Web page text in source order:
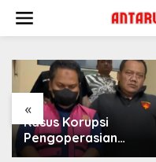
konten
«
Kasus Korupsi
Pengoperasian
Pesawat APK: Mantan